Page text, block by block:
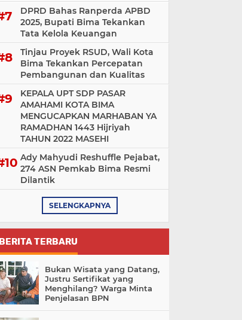
DPRD Bahas Ranperda APBD
2025, Bupati Bima Tekankan
Tata Kelola Keuangan
Tinjau Proyek RSUD, Wali Kota
Bima Tekankan Percepatan
Pembangunan dan Kualitas
KEPALA UPT SDP PASAR
AMAHAMI KOTA BIMA
MENGUCAPKAN MARHABAN YA
RAMADHAN 1443 Hijriyah
TAHUN 2022 MASEHI
Ady Mahyudi Reshuffle Pejabat,
274 ASN Pemkab Bima Resmi
Dilantik
SELENGKAPNYA
BERITA TERBARU
Bukan Wisata yang Datang,
Justru Sertifikat yang
Menghilang? Warga Minta
Penjelasan BPN